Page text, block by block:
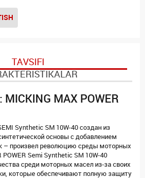
TAVSIFI
MAX POWER
Synthetic SM 10W-40 создан из
основы с добавлением
– произвел революцию среды моторных
POWER Semi Synthetic SM 10W-40
среди моторных масел из-за своих
которые обеспечивают полную защиту